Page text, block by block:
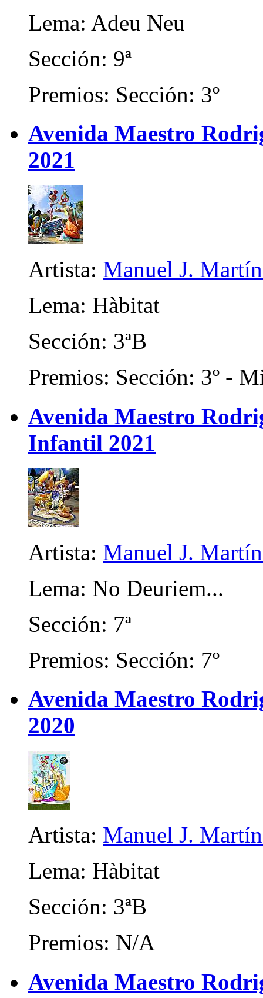
Lema: Adeu Neu
Sección: 9ª
Premios: Sección: 3º
Avenida Maestro
2021
Artista: Manuel J.
Lema: Hàbitat
Sección: 3ªB
Premios: Sección: 3º -
Avenida Maestro
Infantil 2021
Artista: Manuel J.
Lema: No Deuriem...
Sección: 7ª
Premios: Sección: 7º
Avenida Maestro
2020
Artista: Manuel J.
Lema: Hàbitat
Sección: 3ªB
Premios: N/A
Avenida Maestro